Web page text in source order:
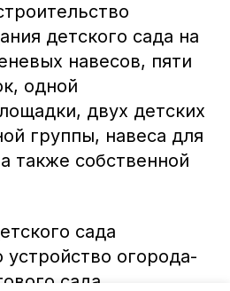
детского сада на
навесов, пяти
одной
двух детских
группы, навеса для
также собственной
сада
устройство огорода-
сада.